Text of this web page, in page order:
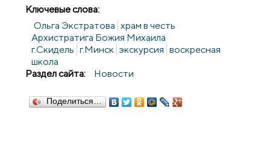
Ключевые слова:
Ольга Экстратова храм в честь
Архистратига Божия Михаила
г.Скидель г.Минск экскурсия воскресная
школа
Раздел сайта:
Новости
Поделиться…